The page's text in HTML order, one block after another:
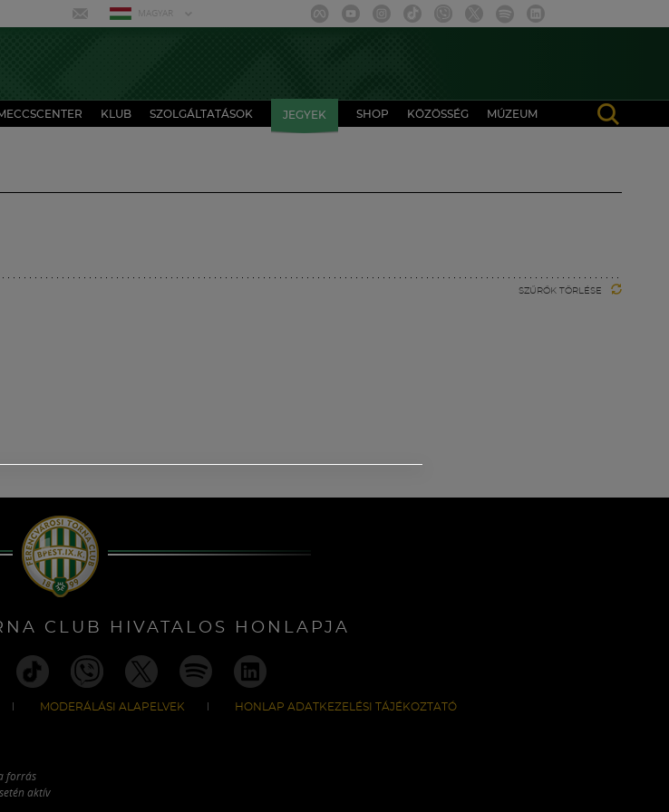
MAGYAR
KLUB SZOLGÁLTATÁSOK JEGYEK SHOP KÖZÖSSÉG MÚZEUM
SZŰRŐK TÖRLÉSE
CLUB HIVATALOS HONLAPJA
MODERÁLÁSI ALAPELVEK HONLAP ADATKEZELÉSI TÁJÉKOZTATÓ
forrás
aktív